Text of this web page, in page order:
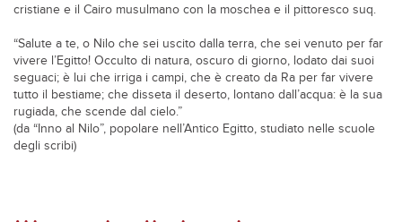
cristiane e il Cairo musulmano con la moschea e il pittoresco suq.
“Salute a te, o Nilo che sei uscito dalla terra, che sei venuto per far
vivere l’Egitto! Occulto di natura, oscuro di giorno, lodato dai suoi
seguaci; è lui che irriga i campi, che è creato da Ra per far vivere
tutto il bestiame; che disseta il deserto, lontano dall’acqua: è la sua
rugiada, che scende dal cielo.”
(da “Inno al Nilo”, popolare nell’Antico Egitto, studiato nelle scuole
degli scribi)